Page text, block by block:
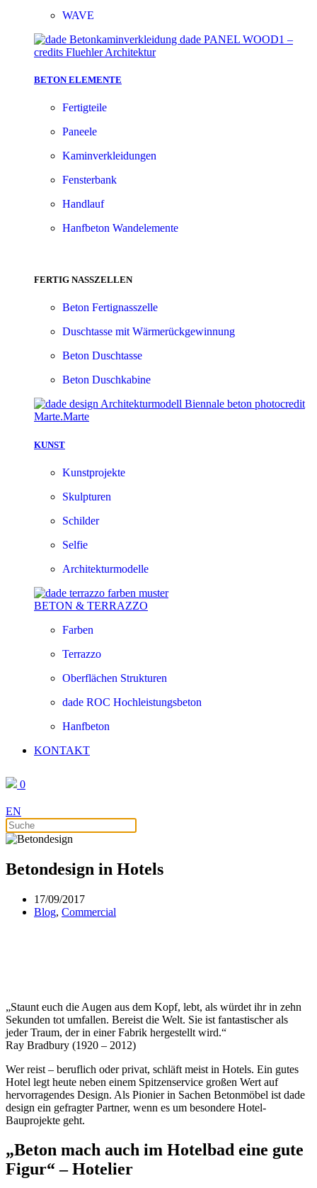
WAVE
BETON ELEMENTE
Fertigteile
Paneele
Kaminverkleidungen
Fensterbank
Handlauf
Hanfbeton Wandelemente
FERTIG NASSZELLEN
Beton Fertignasszelle
Duschtasse mit Wärmerückgewinnung
Beton Duschtasse
Beton Duschkabine
KUNST
Kunstprojekte
Skulpturen
Schilder
Selfie
Architekturmodelle
BETON & TERRAZZO
Farben
Terrazzo
Oberflächen Strukturen
dade ROC Hochleistungsbeton
Hanfbeton
KONTAKT
0
EN
Betondesign in Hotels
17/09/2017
Blog, Commercial
„Staunt euch die Augen aus dem Kopf, lebt, als würdet ihr in zehn
Sekunden tot umfallen. Bereist die Welt. Sie ist fantastischer als
jeder Traum, der in einer Fabrik hergestellt wird.“
Ray Bradbury (1920 – 2012)
Wer reist – beruflich oder privat, schläft meist in Hotels. Ein gutes
Hotel legt heute neben einem Spitzenservice großen Wert auf
hervorragendes Design. Als Pionier in Sachen Betonmöbel ist dade
design ein gefragter Partner, wenn es um besondere Hotel-
Bauprojekte geht.
„Beton mach auch im Hotelbad eine gute
Figur“ – Hotelier